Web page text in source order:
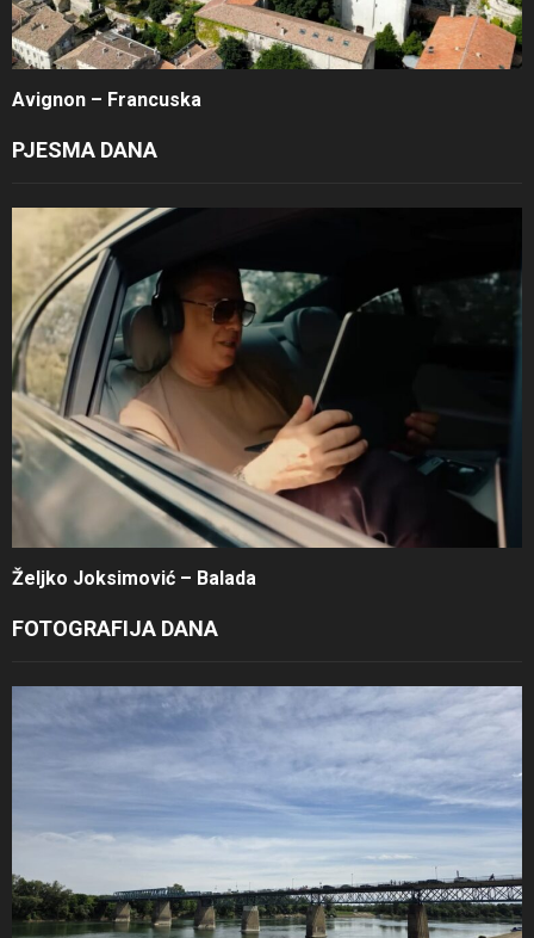
Avignon – Francuska
PJESMA DANA
Željko Joksimović – Balada
FOTOGRAFIJA DANA